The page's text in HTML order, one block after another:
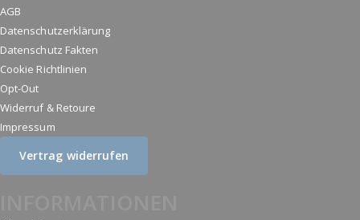
AGB
Datenschutzerklärung
Datenschutz Fakten
Cookie Richtlinien
Opt-Out
Widerruf & Retoure
Impressum
Vertrag widerrufen